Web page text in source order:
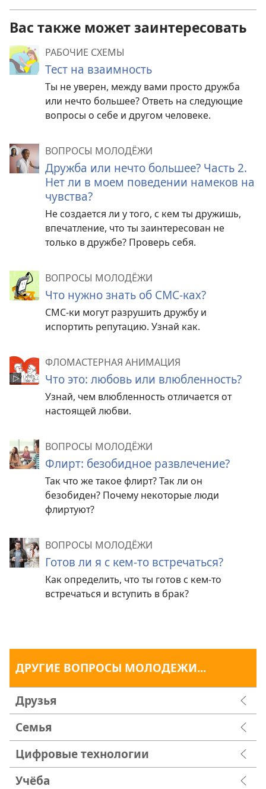
Вас также может заинтересовать
РАБОЧИЕ СХЕМЫ
Тест на взаимность
Ты не уверен, между вами просто дружба
или нечто большее? Ответь на следующие
вопросы о себе и другом человеке.
ВОПРОСЫ МОЛОДЁЖИ
Дружба или нечто большее? Часть 2.
Нет ли в моем поведении намеков на
чувства?
Не создается ли у того, с кем ты дружишь,
впечатление, что ты заинтересован не
только в дружбе? Проверь себя.
ВОПРОСЫ МОЛОДЁЖИ
Что нужно знать об СМС-ках?
СМС-ки могут разрушить дружбу и
испортить репутацию. Узнай как.
ФЛОМАСТЕРНАЯ АНИМАЦИЯ
Что это: любовь или влюбленность?
Узнай, чем влюбленность отличается от
настоящей любви.
ВОПРОСЫ МОЛОДЁЖИ
Флирт: безобидное развлечение?
Так что же такое флирт? Так ли он
безобиден? Почему некоторые люди
флиртуют?
ВОПРОСЫ МОЛОДЁЖИ
Готов ли я с кем-то встречаться?
Как определить, что ты готов с кем-то
встречаться и вступить в брак?
ДРУГИЕ ВОПРОСЫ МОЛОДЕЖИ...
Друзья
Семья
Цифровые технологии
Учёба